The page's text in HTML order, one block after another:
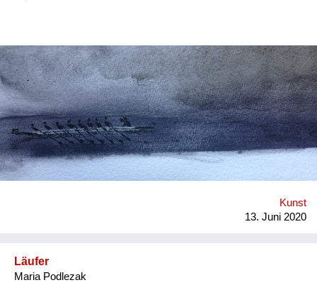
Kunst
13. Juni 2020
Läufer
Maria Podlezak